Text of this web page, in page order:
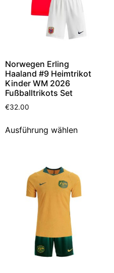
Norwegen Erling
Haaland #9 Heimtrikot
Kinder WM 2026
Fußballtrikots Set
€32.00
Ausführung wählen